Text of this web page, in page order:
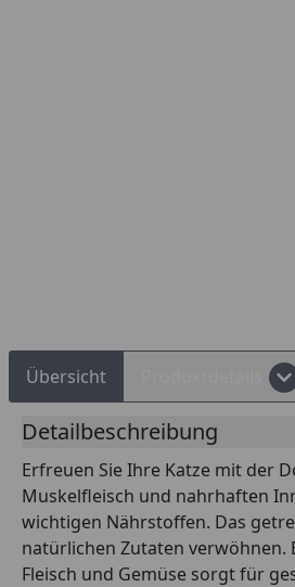
Übersicht
Detailbeschreibung
Erfreuen Sie Ihre Katze mit der
Muskelfleisch und nahrhaften
wichtigen Nährstoffen. Das
natürlichen Zutaten verwöhnen.
Fleisch und Gemüse sorgt für